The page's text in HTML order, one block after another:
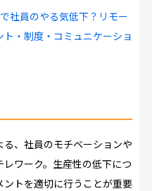
社員のやる気低下？リモー
・制度・コミュニケーショ
、社員のモチベーションや
ワーク。生産性の低下につ
トを適切に行うことが重要